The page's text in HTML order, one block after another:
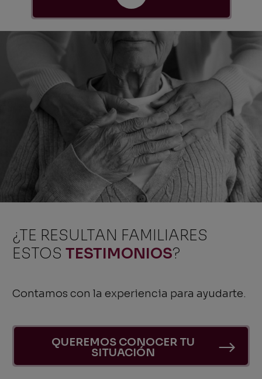
¿TE RESULTAN FAMILIARES
ESTOS TESTIMONIOS?
Contamos con la experiencia para ayudarte.
QUEREMOS CONOCER TU
SITUACIÓN